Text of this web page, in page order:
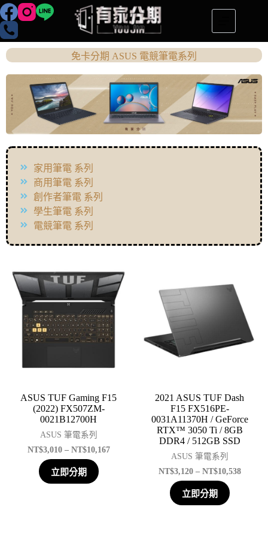
免卡分期 ASUS 電競筆電系列
家用筆電 系列
商用筆電 系列
創作者筆電 系列
學生筆電 系列
電競筆電 系列
ASUS TUF Gaming F15
(2022) FX507ZM-
0021B12700H
ASUS 筆電系列
NT$3,010 – NT$10,167
立即分期
2021 ASUS TUF Dash
F15 FX516PE-
0031A11370H / GeForce
RTX™ 3050 Ti / 8GB
DDR4 / 512GB SSD
ASUS 筆電系列
NT$3,120 – NT$10,538
立即分期